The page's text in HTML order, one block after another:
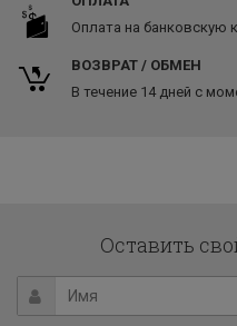
Оплата на банковскую
ВОЗВРАТ / ОБМЕН
В течение 14 дней с
Оставить